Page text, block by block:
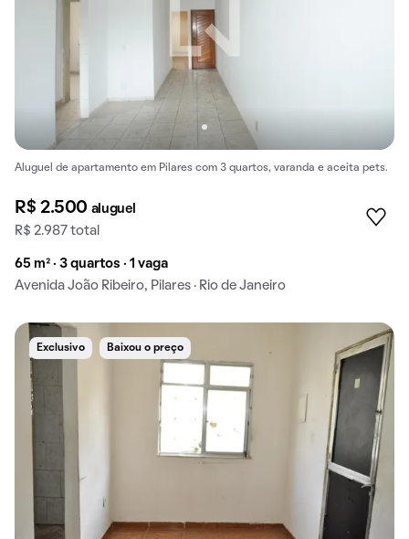
Aluguel de apartamento em Pilares com 3 quartos, varanda e aceita pets.
R$ 2.500 aluguel
R$ 2.987 total
65 m² · 3 quartos · 1 vaga
Avenida João Ribeiro, Pilares · Rio de Janeiro
Exclusivo Baixou o preço